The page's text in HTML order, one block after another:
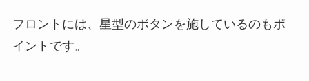
フロントには、星型のボタンを施しているのもポ
イントです。